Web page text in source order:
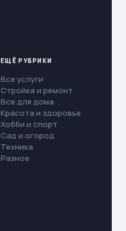
ЕЩЁ РУБРИКИ
Все услуги
Стройка и ремонт
Все для дома
Красота и здоровье
Хобби и спорт
Сад и огород
Техника
Разное